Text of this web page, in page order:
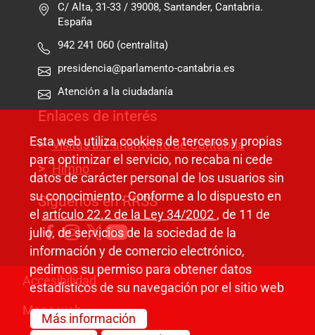
C/ Alta, 31-33 / 39008, Santander, Cantabria.
España
942 241 060 (centralita)
presidencia@parlamento-cantabria.es
Atención a la ciudadanía
Enlaces de interés
Visitas al Parlamento de Cantabria
Himno
Síguenos en RRSS
Pie de página
Accesibilidad
Mapa web
Esta web utiliza cookies de terceros y propias
para optimizar el servicio, no recaba ni cede
datos de carácter personal de los usuarios sin
su conocimiento. Conforme a lo dispuesto en
el artículo 22.2 de la Ley 34/2002 , de 11 de
julio, de servicios de la sociedad de la
información y de comercio electrónico,
pedimos su permiso para obtener datos
estadísticos de su navegación por el sitio web
Más información